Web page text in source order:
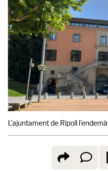
L'ajuntament de Ripoll